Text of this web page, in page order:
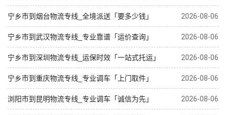
宁乡市到烟台物流专线_全境派送「要多少钱」 2026-08-06
宁乡市到武汉物流专线_专业靠谱「运价查询」 2026-08-06
宁乡市到深圳物流专线_运保时效「一站式托运」 2026-08-06
宁乡市到重庆物流专线_专业调车「上门取件」 2026-08-06
浏阳市到昆明物流专线_专业调车「诚信为先」 2026-08-06